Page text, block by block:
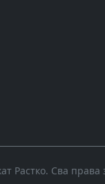
Растко. Сва права